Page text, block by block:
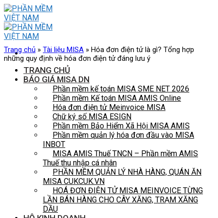
Skip
to
content
TRANG CHỦ
BÁO GIÁ MISA DN
Phần mềm kế toán MISA SME NET 2026
Phần mềm Kế toán MISA AMIS Online
Hóa đơn điện tử Meinvoice MISA
Chữ ký số MISA ESIGN
Phần mềm Bảo Hiểm Xã Hội MISA AMIS
Phần mềm quản lý hóa đơn đầu vào MISA
INBOT
MISA AMIS Thuế TNCN – Phần mềm AMIS
Thuế thu nhập cá nhân
PHẦN MỀM QUẢN LÝ NHÀ HÀNG, QUÁN ĂN
MISA CUKCUK.VN
HOÁ ĐƠN ĐIỆN TỬ MISA MEINVOICE TỪNG
LẦN BÁN HÀNG CHO CÂY XĂNG, TRẠM XĂNG
DẦU
Trang chủ » Tài liệu MISA » Hóa đơn điện tử là gì? Tổng hợp
những quy định về hóa đơn điện tử đáng lưu ý